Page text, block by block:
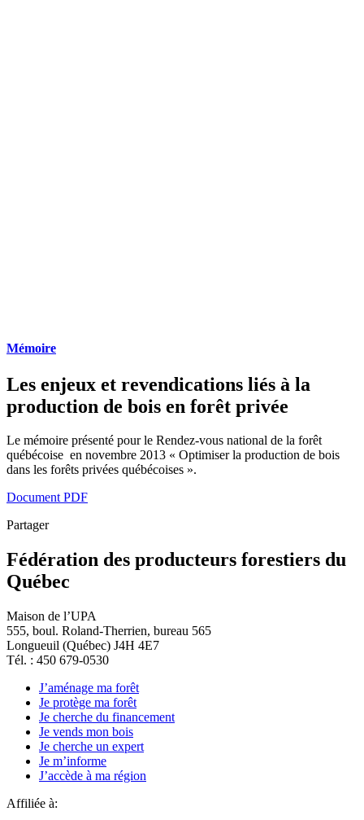
Mémoire
Les enjeux et revendications liés à la
production de bois en forêt privée
Le mémoire présenté pour le Rendez-vous national de la forêt
québécoise en novembre 2013 « Optimiser la production de bois
dans les forêts privées québécoises ».
Document PDF
Partager
Fédération des producteurs forestiers du
Québec
Maison de l’UPA
555, boul. Roland-Therrien, bureau 565
Longueuil (Québec) J4H 4E7
Tél. : 450 679-0530
J’aménage ma forêt
Je protège ma forêt
Je cherche du financement
Je vends mon bois
Je cherche un expert
Je m’informe
J’accède à ma région
Affiliée à: